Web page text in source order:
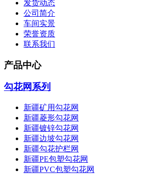
发货动态
公司简介
车间实景
荣誉资质
联系我们
产品中心
勾花网系列
新疆矿用勾花网
新疆菱形勾花网
新疆镀锌勾花网
新疆边坡勾花网
新疆勾花护栏网
新疆PE包塑勾花网
新疆PVC包塑勾花网